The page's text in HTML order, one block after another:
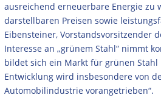
ausreichend erneuerbare Energie zu
darstellbaren Preisen sowie
Eibensteiner, Vorstandsvorsitzender
Interesse an „grünem Stahl“ nimmt
bildet sich ein Markt für grünen Stahl
Entwicklung wird insbesondere von
Automobilindustrie vorangetrieben“.